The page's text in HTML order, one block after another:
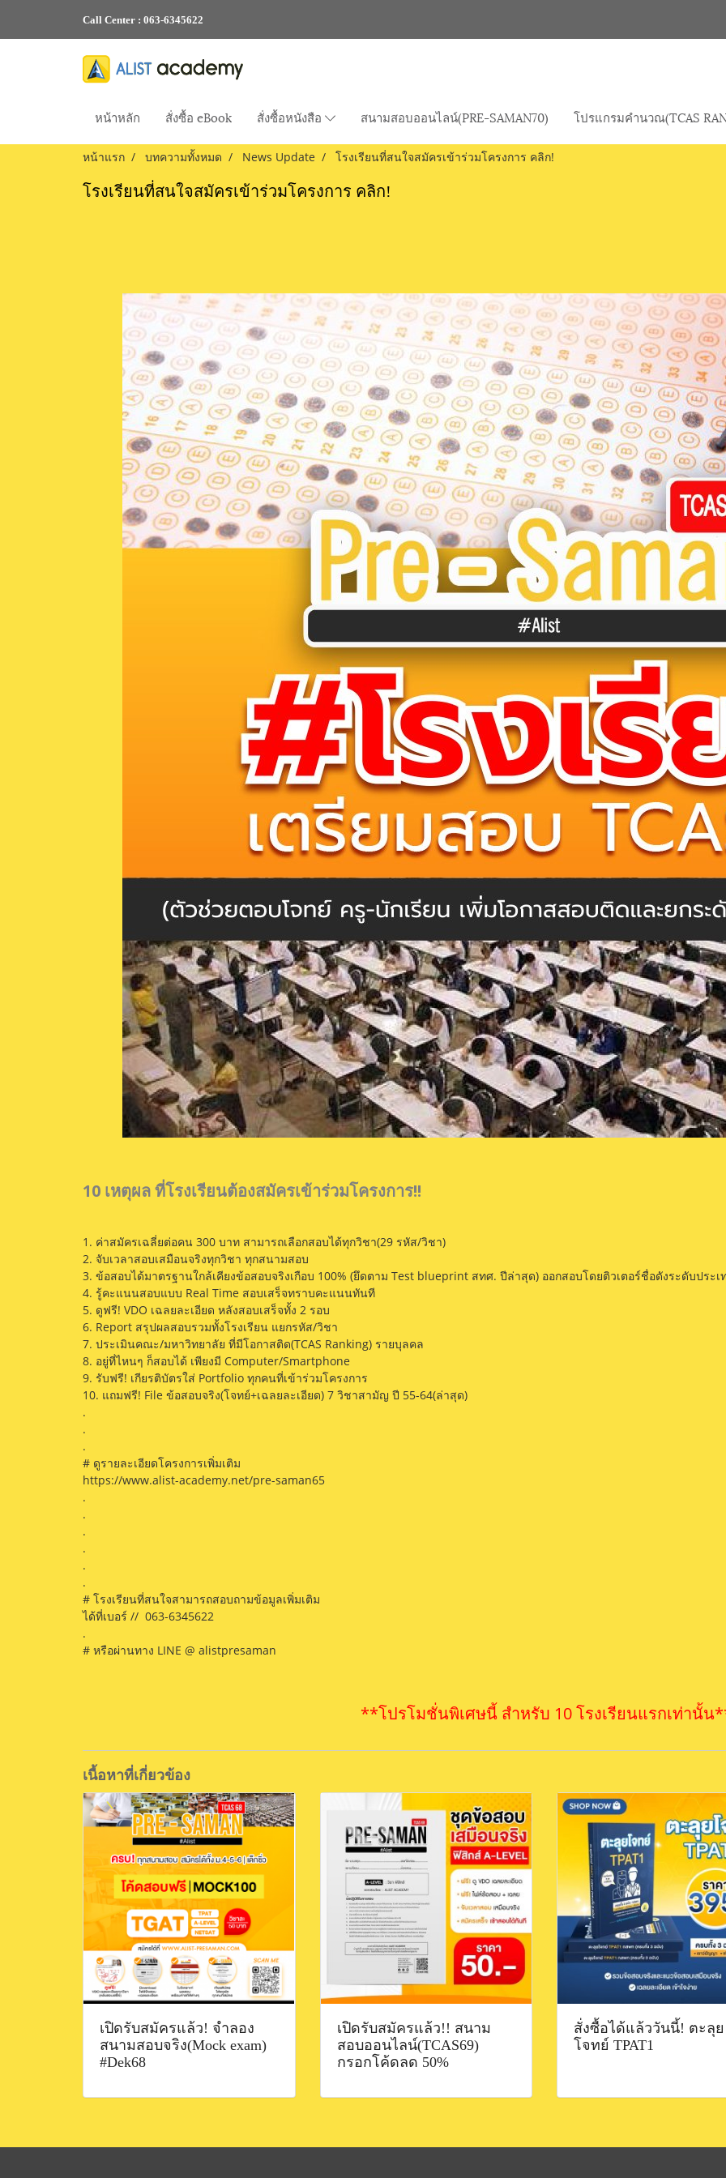
Call Center : 063-6345622
หน้าหลัก สั่งซื้อ eBook สั่งซื้อหนังสือ สนามสอบออนไลน์(PRE-SAMAN70) โปรแกรมคำนวณ(TCAS
หน้าแรก บทความทั้งหมด News Update โรงเรียนที่สนใจสมัครเข้าร่วมโครงการ คลิก!
โรงเรียนที่สนใจสมัครเข้าร่วมโครงการ คลิก!
10 เหตุผล ที่โรงเรียนต้องสมัครเข้าร่วมโครงการ!!
1. ค่าสมัครเฉลี่ยต่อคน 300 บาท สามารถเลือกสอบได้ทุกวิชา(29 รหัส/วิชา)
2. จับเวลาสอบเสมือนจริงทุกวิชา ทุกสนามสอบ
3. ข้อสอบได้มาตรฐานใกล้เคียงข้อสอบจริงเกือบ 100% (ยึดตาม Test blueprint สทศ. ปีล่าสุด) ออกสอบโดยติวเตอร์ชื่อดังระดับประ
4. รู้คะแนนสอบแบบ Real Time สอบเสร็จทราบคะแนนทันที
5. ดูฟรี! VDO เฉลยละเอียด หลังสอบเสร็จทั้ง 2 รอบ
6. Report สรุปผลสอบรวมทั้งโรงเรียน แยกรหัส/วิชา
7. ประเมินคณะ/มหาวิทยาลัย ที่มีโอกาสติด(TCAS Ranking) รายบุลคล
8. อยู่ที่ไหนๆ ก็สอบได้ เพียงมี Computer/Smartphone
9. รับฟรี! เกียรติบัตรใส่ Portfolio ทุกคนที่เข้าร่วมโครงการ
10. แถมฟรี! File ข้อสอบจริง(โจทย์+เฉลยละเอียด) 7 วิชาสามัญ ปี 55-64(ล่าสุด)
.
.
.
# ดูรายละเอียดโครงการเพิ่มเติม
https://www.alist-academy.net/pre-saman65
.
.
.
.
.
.
# โรงเรียนที่สนใจสามารถสอบถามข้อมูลเพิ่มเติม
ได้ที่เบอร์ // 063-6345622
.
# หรือผ่านทาง LINE @ alistpresaman
**โปรโมชั่นพิเศษนี้ สำหรับ 10 โรงเรียนแรกเท่านั้น
เนื้อหาที่เกี่ยวข้อง
เปิดรับสมัครแล้ว! จำลอง
สนามสอบจริง(Mock exam)
#Dek68
เปิดรับสมัครแล้ว!! สนาม
สอบออนไลน์(TCAS69)
กรอกโค้ดลด 50%
สั่งซื้อได้แล้ววันนี้! ตะลุย
โจทย์ TPAT1